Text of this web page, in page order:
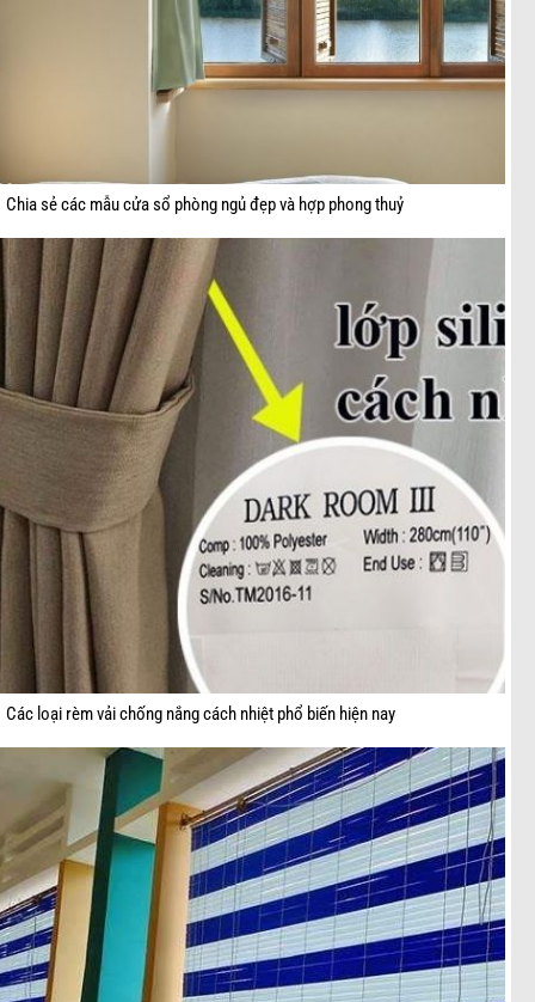
Chia sẻ các mẫu cửa sổ phòng ngủ đẹp và hợp phong thuỷ
Các loại rèm vải chống nắng cách nhiệt phổ biến hiện nay